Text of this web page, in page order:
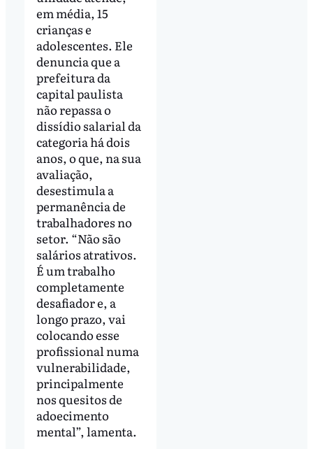
em média, 15
crianças e
adolescentes. Ele
denuncia que a
prefeitura da
capital paulista
não repassa o
dissídio salarial da
categoria há dois
anos, o que, na sua
avaliação,
desestimula a
permanência de
trabalhadores no
setor. “Não são
salários atrativos.
É um trabalho
completamente
desafiador e, a
longo prazo, vai
colocando esse
profissional numa
vulnerabilidade,
principalmente
nos quesitos de
adoecimento
mental”, lamenta.